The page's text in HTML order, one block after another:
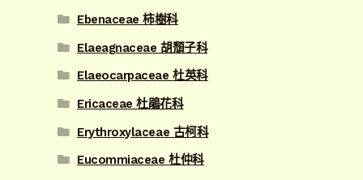
Ebenaceae 柿樹科
Elaeagnaceae 胡頹子科
Elaeocarpaceae 杜英科
Ericaceae 杜鵑花科
Erythroxylaceae 古柯科
Eucommiaceae 杜仲科